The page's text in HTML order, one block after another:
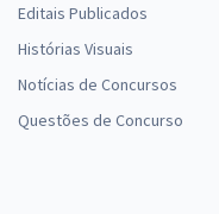
Editais Publicados
Histórias Visuais
Notícias de Concursos
Questões de Concurso